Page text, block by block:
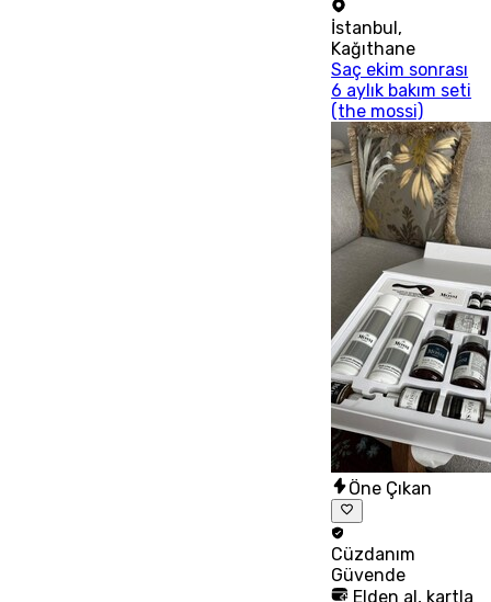
İstanbul,
Kağıthane
Saç ekim sonrası
6 aylık bakım seti
(the mossi)
Öne Çıkan
Cüzdanım
Güvende
Elden al, kartla